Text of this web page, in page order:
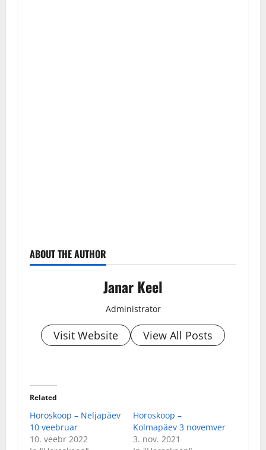
ABOUT THE AUTHOR
Janar Keel
Administrator
Visit Website View All Posts
Related
Horoskoop – Neljapäev
10 veebruar
10. veebr 2022
Horoskoop –
Kolmapäev 3 novemver
3. nov. 2021